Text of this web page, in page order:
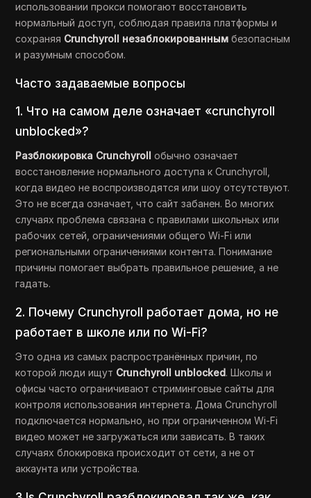
использовании прокси помогают восстановить
нормальный доступ, соблюдая правила платформы и
сохраняя Crunchyroll незаблокированным безопасным
и разумным способом.
Часто задаваемые вопросы
1. Что на самом деле означает «crunchyroll
unblocked»?
Разблокировка Crunchyroll обычно означает
восстановление нормального доступа к Crunchyroll,
когда видео не воспроизводятся или шоу отсутствуют.
Это не всегда означает, что сайт забанен. Во многих
случаях проблема связана с правилами школьных или
рабочих сетей, ограничениями общего Wi-Fi или
региональными ограничениями контента. Понимание
причины помогает выбрать правильное решение, а не
гадать.
2. Почему Crunchyroll работает дома, но не
работает в школе или по Wi-Fi?
Это одна из самых распространённых причин, по
которой люди ищут Crunchyroll unblocked. Школы и
офисы часто ограничивают стриминговые сайты для
контроля использования интернета. Дома Crunchyroll
подключается нормально, но при ограниченном Wi-Fi
видео может не загружаться или зависать. В таких
случаях блокировка происходит от сети, а не от
аккаунта или устройства.